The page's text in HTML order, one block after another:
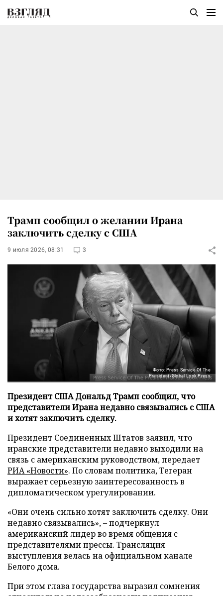
Трамп сообщил о желании Ирана
заключить сделку с США
9 июля 2026, 08:31 3
Фото: Press Service Of The
President/Global Look Press
Президент США Дональд Трамп сообщил, что
представители Ирана недавно связывались с США
и хотят заключить сделку.
Президент Соединенных Штатов заявил, что
иранские представители недавно выходили на
связь с американским руководством, передает
РИА «Новости». По словам политика, Тегеран
выражает серьезную заинтересованность в
дипломатическом урегулировании.
«Они очень сильно хотят заключить сделку. Они
недавно связывались», – подчеркнул
американский лидер во время общения с
представителями прессы. Трансляция
выступления велась на официальном канале
Белого дома.
При этом глава государства выразил сомнения